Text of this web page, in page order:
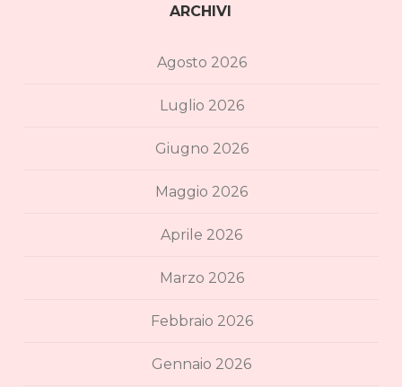
ARCHIVI
Agosto 2026
Luglio 2026
Giugno 2026
Maggio 2026
Aprile 2026
Marzo 2026
Febbraio 2026
Gennaio 2026